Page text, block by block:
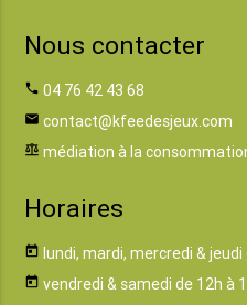
Nous contacter
phone 04 76 42 43 68
email contact@kfeedesjeux.com
balance médiation à la
Horaires
today lundi, mardi, mercredi &
today vendredi & samedi de 12h à